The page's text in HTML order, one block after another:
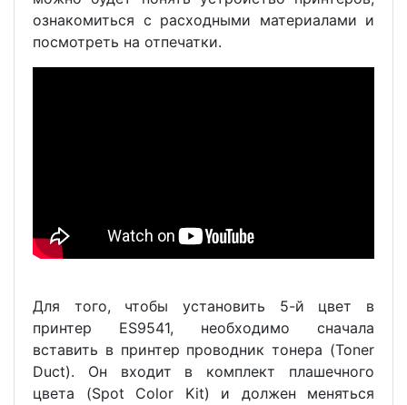
ознакомиться с расходными материалами и
посмотреть на отпечатки.
Для того, чтобы установить 5-й цвет в
принтер ES9541, необходимо сначала
вставить в принтер проводник тонера (Toner
Duct). Он входит в комплект плашечного
цвета (Spot Color Kit) и должен меняться